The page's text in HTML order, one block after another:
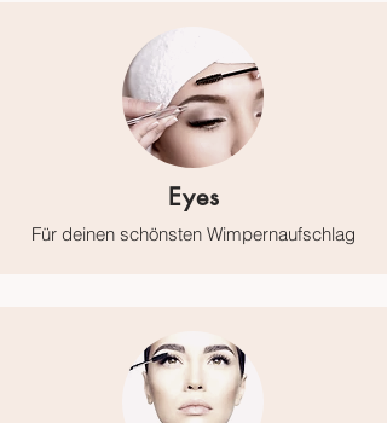
Eyes
Für deinen schönsten Wimpernaufschlag